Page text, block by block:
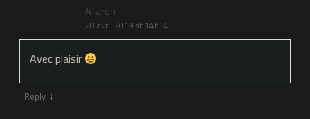
Afaren
28 avril 2019 at 14h34
Avec plaisir
Reply ↓